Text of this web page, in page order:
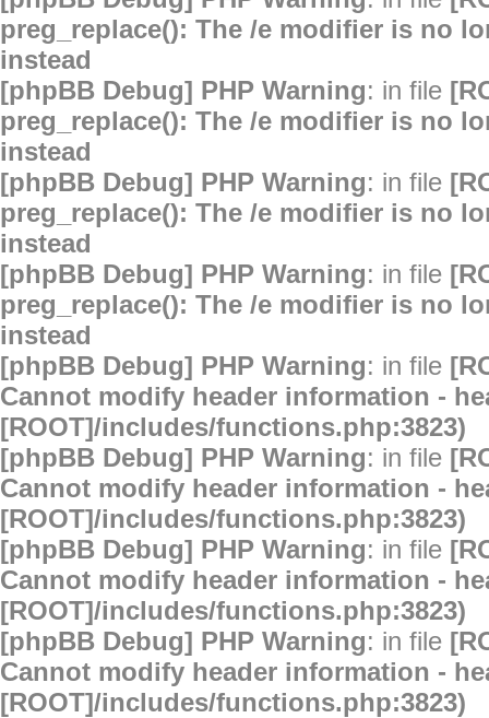
preg_replace(): The /e modifier is no
instead
[phpBB Debug] PHP Warning: in file
preg_replace(): The /e modifier is no
instead
[phpBB Debug] PHP Warning: in file
preg_replace(): The /e modifier is no
instead
[phpBB Debug] PHP Warning: in file
preg_replace(): The /e modifier is no
instead
[phpBB Debug] PHP Warning: in file
Cannot modify header information -
[ROOT]/includes/functions.php:3823)
[phpBB Debug] PHP Warning: in file
Cannot modify header information -
[ROOT]/includes/functions.php:3823)
[phpBB Debug] PHP Warning: in file
Cannot modify header information -
[ROOT]/includes/functions.php:3823)
[phpBB Debug] PHP Warning: in file
Cannot modify header information -
[ROOT]/includes/functions.php:3823)